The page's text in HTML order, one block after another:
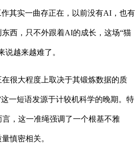
其实一曲存正在，以前没有AI，也有
西，只不外跟着AI的成长，这场“猫
说越来越难了。
大程度上取决于其锻炼数据的质
一短语发源于计较机科学的晚期。特
，这一准绳强调了一个根基不雅
慎密相关。